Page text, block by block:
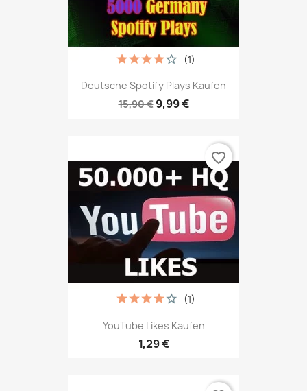
Deutsche Spotify Plays Kaufen
15,90 € 9,99 €
(1)
YouTube Likes Kaufen
1,29 €
(1)
favorite_border